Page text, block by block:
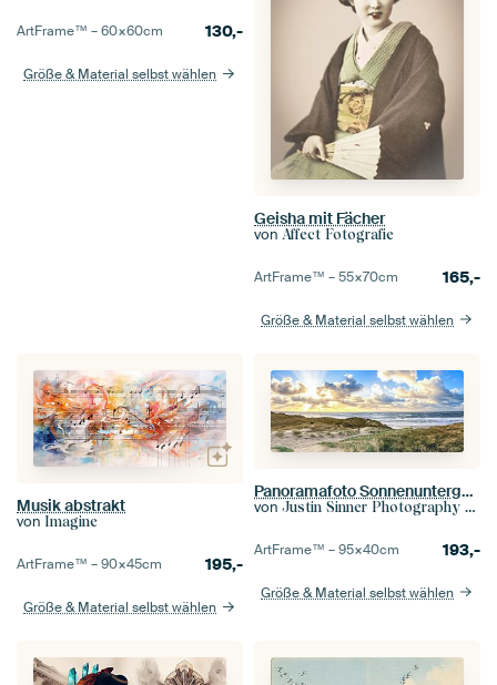
ArtFrame™ –60×60cm 130,-
Größe & Material selbst wählen
Geisha mit Fächer
von Affect Fotografie
ArtFrame™ –55×70cm 165,-
Größe & Material selbst wählen
Musik abstrakt
von Imagine
ArtFrame™ –90×45cm 195,-
Größe & Material selbst wählen
Panoramafoto Sonnenuntergang am Strand von Texel / Panoramafoto Sonnenuntergang am Strand von Texel
von Justin Sinner Photography (Fotograf auf Texel)
ArtFrame™ –95×40cm 193,-
Größe & Material selbst wählen